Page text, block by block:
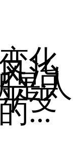
化
治
是人
变
...